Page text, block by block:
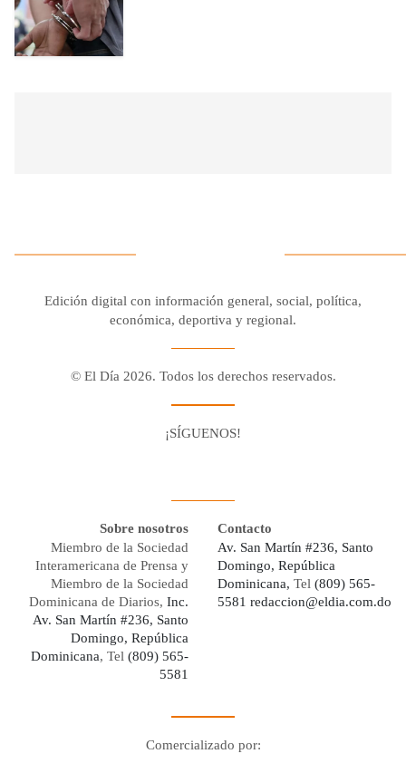
Edición digital con información general, social, política,
económica, deportiva y regional.
© El Día 2026. Todos los derechos reservados.
¡SÍGUENOS!
Sobre nosotros
Miembro de la Sociedad
Interamericana de Prensa y
Miembro de la Sociedad
Dominicana de Diarios, Inc.
Av. San Martín #236, Santo
Domingo, República
Dominicana, Tel (809) 565-
5581
Contacto
Av. San Martín #236, Santo
Domingo, República
Dominicana, Tel (809) 565-
5581 redaccion@eldia.com.do
Comercializado por: